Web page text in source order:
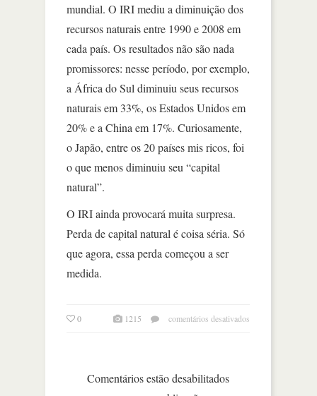
mundial. O IRI mediu a diminuição dos
recursos naturais entre 1990 e 2008 em
cada país. Os resultados não são nada
promissores: nesse período, por exemplo,
a África do Sul diminuiu seus recursos
naturais em 33%, os Estados Unidos em
20% e a China em 17%. Curiosamente,
o Japão, entre os 20 países mis ricos, foi
o que menos diminuiu seu “capital
natural”.
O IRI ainda provocará muita surpresa.
Perda de capital natural é coisa séria. Só
que agora, essa perda começou a ser
medida.
0 1215 comentários desativados
Comentários estão desabilitados